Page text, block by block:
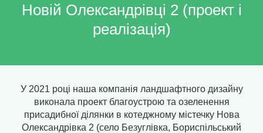
Новій Олександрівці 2 (проект і
реалізація)
У 2021 році наша компанія ландшафтного дизайну
виконала проект благоустрою та озеленення
присадибної ділянки в котеджному містечку Нова
Олександрівка 2 (село Безуглівка, Бориспільський